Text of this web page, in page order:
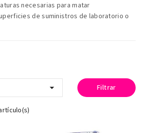
necesarias para matar
de suministros de laboratorio o
 Filtrar